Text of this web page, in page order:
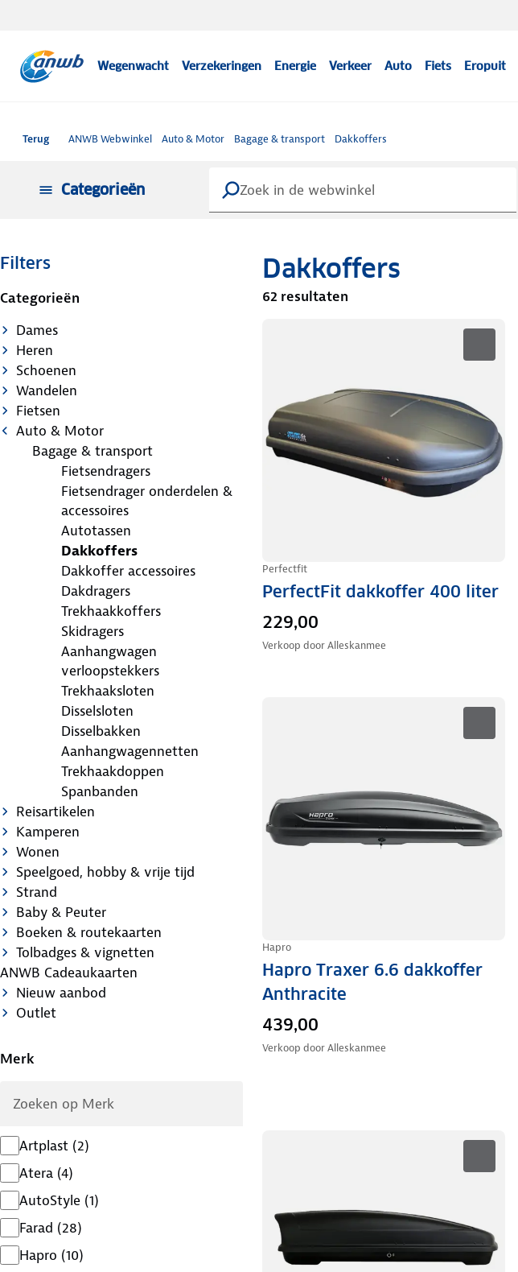
Wegenwacht Verzekeringen Energie Verkeer Auto Fiets Eropuit
Terug ANWB Webwinkel Auto & Motor Bagage & transport Dakkoffers
Categorieën
Filters
Categorieën
Dames
Heren
Schoenen
Wandelen
Fietsen
Auto & Motor
Bagage & transport
Fietsendragers
Fietsendrager onderdelen &
accessoires
Autotassen
Dakkoffers
Dakkoffer accessoires
Dakdragers
Trekhaakkoffers
Skidragers
Aanhangwagen
verloopstekkers
Trekhaaksloten
Disselsloten
Disselbakken
Aanhangwagennetten
Trekhaakdoppen
Spanbanden
Reisartikelen
Kamperen
Wonen
Speelgoed, hobby & vrije tijd
Strand
Baby & Peuter
Boeken & routekaarten
Tolbadges & vignetten
ANWB Cadeaukaarten
Nieuw aanbod
Outlet
Merk
Artplast (2)
Atera (4)
AutoStyle (1)
Farad (28)
Hapro (10)
Dakkoffers
62 resultaten
Perfectfit
PerfectFit dakkoffer 400 liter
229,00
Verkoop doorAlleskanmee
Hapro
Hapro Traxer 6.6 dakkoffer
Anthracite
439,00
Verkoop doorAlleskanmee